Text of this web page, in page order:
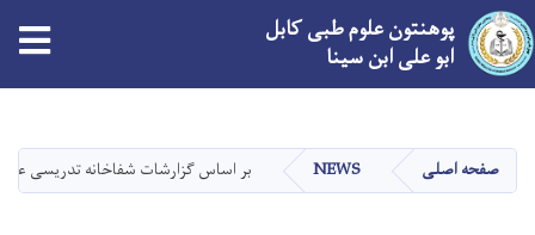
main
content
پوهنتون علوم طبی کابل
ابو علی ابن سینا
صفحه اصلی NEWS بر اساس گزارشات شفاخانه تدریسی علی آباد پوهنتون علوم